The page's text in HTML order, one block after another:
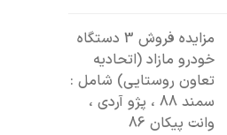
مزایده فروش 3 دستگاه
خودرو مازاد (اتحادیه
تعاون روستایی) شامل :
سمند 88 ، پژو آردی ،
وانت پیکان 86